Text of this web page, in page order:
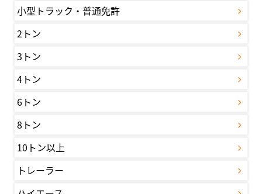
小型トラック・普通免許
2トン
3トン
4トン
6トン
8トン
10トン以上
トレーラー